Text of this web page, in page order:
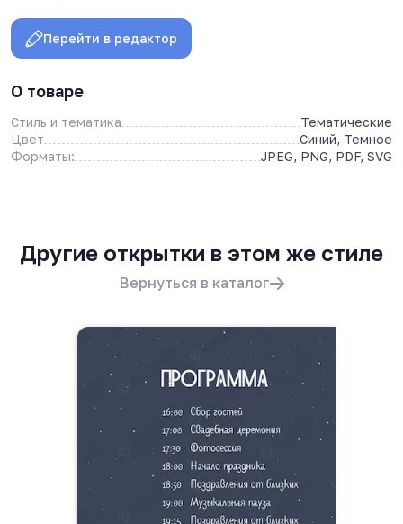
Перейти в редактор
О товаре
Стиль и тематика
Тематические
Цвет
Синий, Темное
Форматы:
JPEG, PNG, PDF, SVG
Другие открытки в этом же стиле
Вернуться в каталог